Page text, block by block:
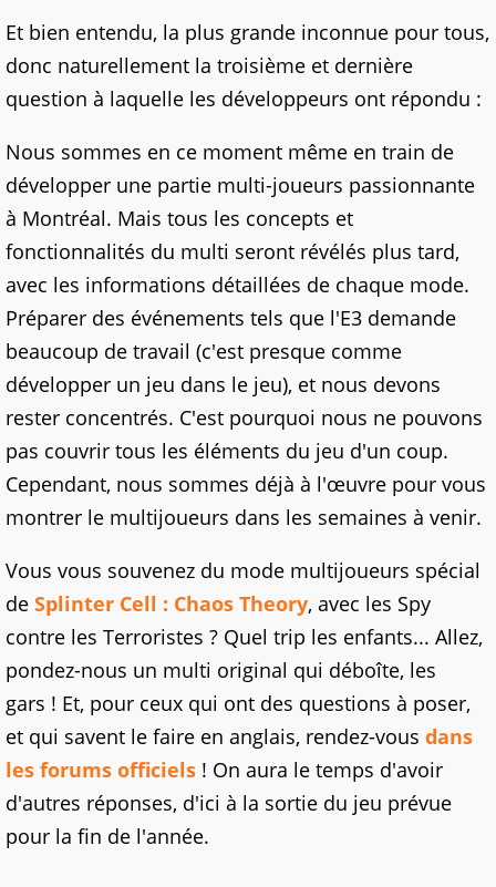
Et bien entendu, la plus grande inconnue pour tous,
donc naturellement la troisième et dernière
question à laquelle les développeurs ont répondu :
Nous sommes en ce moment même en train de
développer une partie multi-joueurs passionnante
à Montréal. Mais tous les concepts et
fonctionnalités du multi seront révélés plus tard,
avec les informations détaillées de chaque mode.
Préparer des événements tels que l'E3 demande
beaucoup de travail (c'est presque comme
développer un jeu dans le jeu), et nous devons
rester concentrés. C'est pourquoi nous ne pouvons
pas couvrir tous les éléments du jeu d'un coup.
Cependant, nous sommes déjà à l'œuvre pour vous
montrer le multijoueurs dans les semaines à venir.
Vous vous souvenez du mode multijoueurs spécial
de Splinter Cell : Chaos Theory, avec les Spy
contre les Terroristes ? Quel trip les enfants... Allez,
pondez-nous un multi original qui déboîte, les
gars ! Et, pour ceux qui ont des questions à poser,
et qui savent le faire en anglais, rendez-vous dans
les forums officiels ! On aura le temps d'avoir
d'autres réponses, d'ici à la sortie du jeu prévue
pour la fin de l'année.